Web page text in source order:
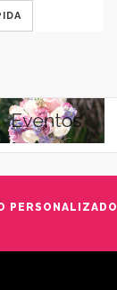
PERSONALIZADO